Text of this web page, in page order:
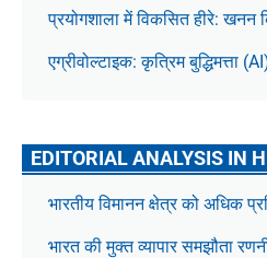
प्रयोगशाला में विकसित हीरे: खनन
एग्रीवोल्टाइक: कृत्रिम बुद्धिमत्ता
EDITORIAL ANALYSIS IN
भारतीय विमानन क्षेत्र को अधिक
भारत की मुक्त व्यापार समझौता